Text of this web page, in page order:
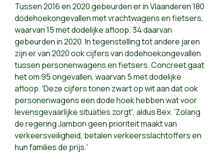
Tussen 2016 en 2020 gebeurden er in Vlaanderen 180
dodehoekongevallen met vrachtwagens en fietsers,
waarvan 15 met dodelijke afloop. 34 daarvan
gebeurden in 2020. In tegenstelling tot andere jaren
zijn er van 2020 ook cijfers van dodehoekongevallen
tussen personenwagens en fietsers. Concreet gaat
het om 95 ongevallen, waarvan 5 met dodelijke
afloop. 'Deze cijfers tonen zwart op wit aan dat ook
personenwagens een dode hoek hebben wat voor
levensgevaarlijke situaties zorgt', aldus Bex. 'Zolang
de regering Jambon geen prioriteit maakt van
verkeersveiligheid, betalen verkeersslachtoffers en
hun families de prijs.'